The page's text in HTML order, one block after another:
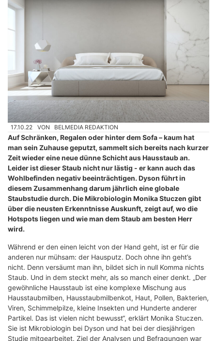
17.10.22 VON BELMEDIA REDAKTION
Auf Schränken, Regalen oder hinter dem Sofa – kaum hat
man sein Zuhause geputzt, sammelt sich bereits nach kurzer
Zeit wieder eine neue dünne Schicht aus Hausstaub an.
Leider ist dieser Staub nicht nur lästig - er kann auch das
Wohlbefinden negativ beeinträchtigen. Dyson führt in
diesem Zusammenhang darum jährlich eine globale
Staubstudie durch. Die Mikrobiologin Monika Stuczen gibt
über die neusten Erkenntnisse Auskunft, zeigt auf, wo die
Hotspots liegen und wie man dem Staub am besten Herr
wird.
Während er den einen leicht von der Hand geht, ist er für die
anderen nur mühsam: der Hausputz. Doch ohne ihn geht’s
nicht. Denn versäumt man ihn, bildet sich in null Komma nichts
Staub. Und in dem steckt mehr, als so manch einer denkt. „Der
gewöhnliche Hausstaub ist eine komplexe Mischung aus
Hausstaubmilben, Hausstaubmilbenkot, Haut, Pollen, Bakterien,
Viren, Schimmelpilze, kleine Insekten und Hunderte anderer
Partikel. Das ist vielen nicht bewusst“, erklärt Monika Stuczen.
Sie ist Mikrobiologin bei Dyson und hat bei der diesjährigen
Studie mitgearbeitet. Ziel der Analysen und Befragungen war